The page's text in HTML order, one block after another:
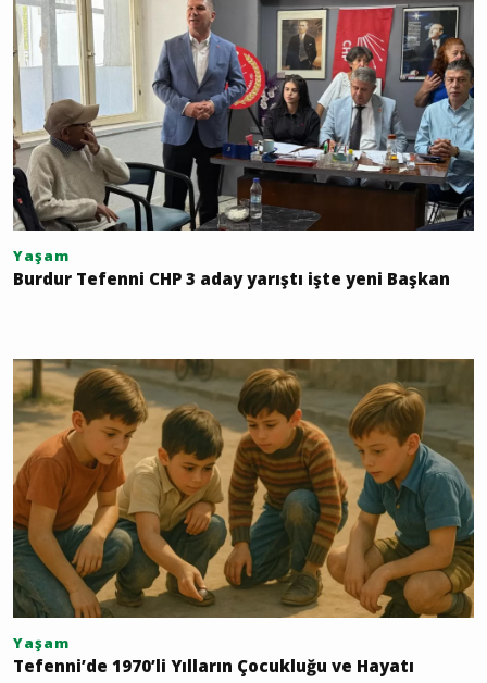
Yaşam
Burdur Tefenni CHP 3 aday yarıştı işte yeni Başkan
Yaşam
Tefenni’de 1970’li Yılların Çocukluğu ve Hayatı